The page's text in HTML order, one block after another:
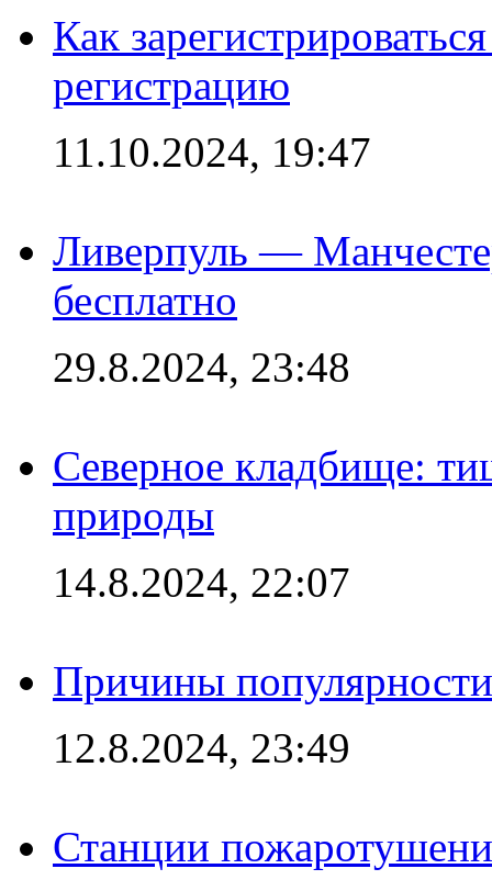
Как
регистрацию
11.10.2024, 19:47
Ливерпуль —
бесплатно
29.8.2024, 23:48
Северное кладбище:
природы
14.8.2024, 22:07
Причины
12.8.2024, 23:49
Станции